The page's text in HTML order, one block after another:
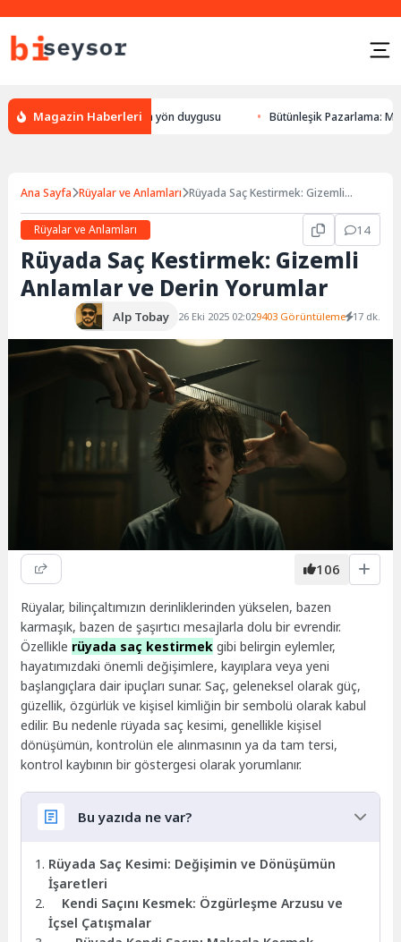
Magazin Haberleri
hayvanlarda yön duygusu Bütünleşik Pazarlama: Markalarla
Ana Sayfa Rüyalar ve Anlamları Rüyada Saç Kestirmek: Gizemli
Rüyalar ve Anlamları
14
Rüyada Saç Kestirmek: Gizemli
Anlamlar ve Derin Yorumlar
Alp Tobay 26 Eki 2025 02:029403 Görüntüleme 17 dk.
106
Rüyalar, bilinçaltımızın derinliklerinden yükselen, bazen
karmaşık, bazen de şaşırtıcı mesajlarla dolu bir evrendir.
Özellikle rüyada saç kestirmek gibi belirgin eylemler,
hayatımızdaki önemli değişimlere, kayıplara veya yeni
başlangıçlara dair ipuçları sunar. Saç, geleneksel olarak güç,
güzellik, özgürlük ve kişisel kimliğin bir sembolü olarak kabul
edilir. Bu nedenle rüyada saç kesimi, genellikle kişisel
dönüşümün, kontrolün ele alınmasının ya da tam tersi,
kontrol kaybının bir göstergesi olarak yorumlanır.
Bu yazıda ne var?
Rüyada Saç Kesimi: Değişimin ve Dönüşümün
İşaretleri
Kendi Saçını Kesmek: Özgürleşme Arzusu ve
İçsel Çatışmalar